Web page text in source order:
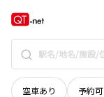
空車あり 予約可
香川県